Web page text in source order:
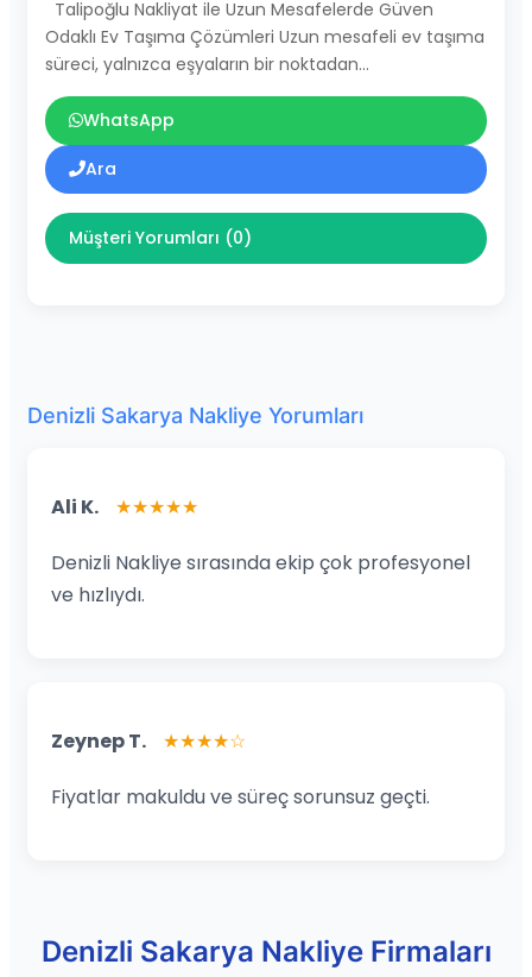
Talipoğlu Nakliyat ile Uzun Mesafelerde Güven
Odaklı Ev Taşıma Çözümleri Uzun mesafeli ev taşıma
süreci, yalnızca eşyaların bir noktadan…
WhatsApp
Ara
Müşteri Yorumları (0)
Denizli Sakarya Nakliye Yorumları
Ali K. ★★★★★
Denizli Nakliye sırasında ekip çok profesyonel
ve hızlıydı.
Zeynep T. ★★★★☆
Fiyatlar makuldu ve süreç sorunsuz geçti.
Denizli Sakarya Nakliye Firmaları